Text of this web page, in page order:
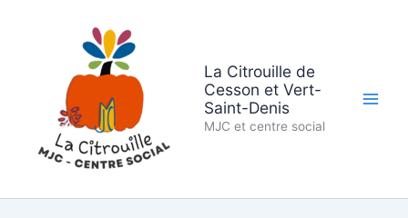
La Citrouille de
Cesson et Vert-
Saint-Denis
MJC et centre social